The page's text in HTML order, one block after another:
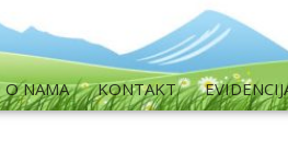
O NAMA KONTAKT